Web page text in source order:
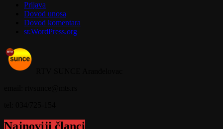
Prijava
Dovod unosa
Dovod komentara
sr.WordPress.org
Najnoviji članci